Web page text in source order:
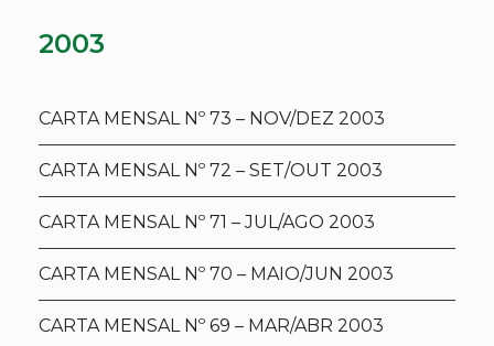
2003
CARTA MENSAL Nº 73 – NOV/DEZ 2003
CARTA MENSAL Nº 72 – SET/OUT 2003
CARTA MENSAL Nº 71 – JUL/AGO 2003
CARTA MENSAL Nº 70 – MAIO/JUN 2003
CARTA MENSAL Nº 69 – MAR/ABR 2003